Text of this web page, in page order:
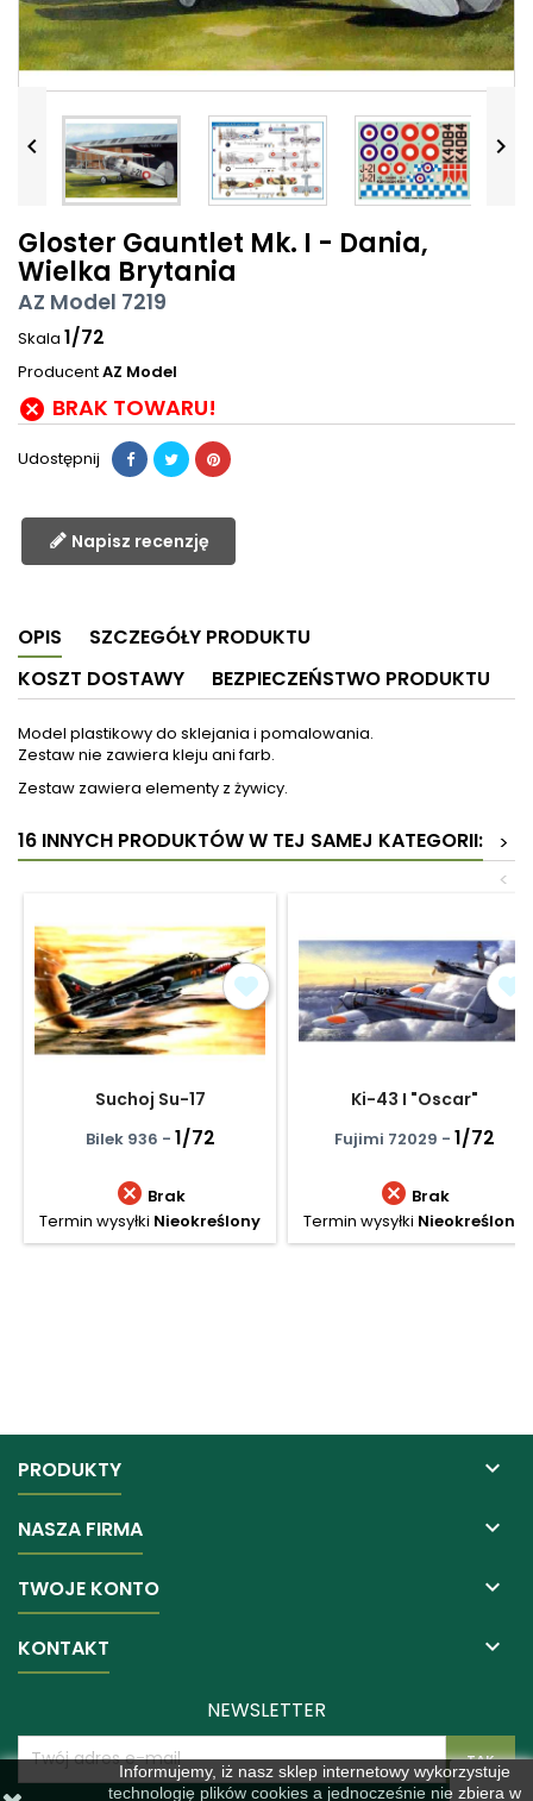
 
Gloster Gauntlet Mk. I - Dania,
Wielka Brytania
AZ Model 7219
Skala 1/72
ProducentAZ Model
 BRAK TOWARU!
Udostępnij
Napisz recenzję
OPIS
SZCZEGÓŁY PRODUKTU
KOSZT DOSTAWY
BEZPIECZEŃSTWO PRODUKTU
Model plastikowy do sklejania i pomalowania.
Zestaw nie zawiera kleju ani farb.
Zestaw zawiera elementy z żywicy.
16 INNYCH PRODUKTÓW W TEJ SAMEJ KATEGORII:
>
<
Suchoj Su-17
Bilek 936 - 1/72
 Brak
Termin wysyłki Nieokreślony
Ki-43 I "Oscar"
Fujimi 72029 - 1/72
 Brak
Termin wysyłki Nieokreślony
PRODUKTY 
NASZA FIRMA 
TWOJE KONTO 
KONTAKT 
Informujemy, iż nasz sklep internetowy wykorzystuje
technologię plików cookies a jednocześnie nie zbiera w
NEWSLETTER